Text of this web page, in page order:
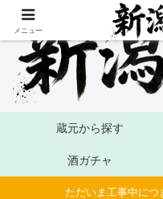
蔵元から探す
酒ガチャ
ただいま工事中につ
メニュー